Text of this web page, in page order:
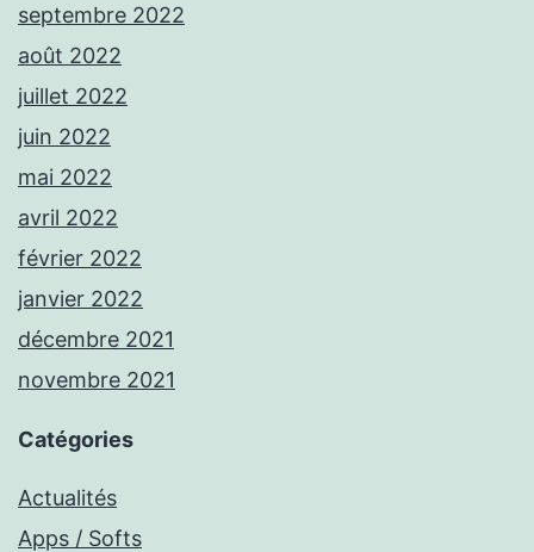
septembre 2022
août 2022
juillet 2022
juin 2022
mai 2022
avril 2022
février 2022
janvier 2022
décembre 2021
novembre 2021
Catégories
Actualités
Apps / Softs